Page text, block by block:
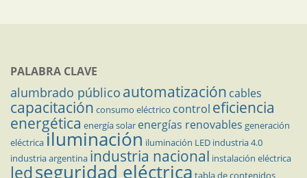
PALABRA CLAVE
alumbrado público automatización cables
capacitación consumo eléctrico control eficiencia
energética energía solar energías renovables generación
eléctricailuminación iluminación LED industria 4.0
industria argentina industria nacional instalación eléctrica
ledseguridad eléctrica tabla de contenidos